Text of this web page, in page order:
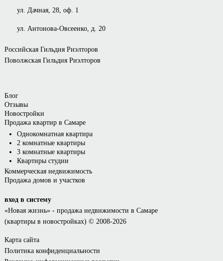
ул. Дачная, 28, оф. 1
ул. Антонова-Овсеенко, д. 20
Российская Гильдия Риэлторов
Поволжская Гильдия Риэлторов
Блог
Отзывы
Новостройки
Продажа квартир в Самаре
Однокомнатная квартира
2 комнатные квартиры
3 комнатные квартиры
Квартиры студии
Коммерческая недвижимость
Продажа домов и участков
вход в систему
«Новая жизнь»- продажа недвижимости в Самаре
(квартиры в новостройках) © 2008-2026
Карта сайта
Политика конфиденциальности